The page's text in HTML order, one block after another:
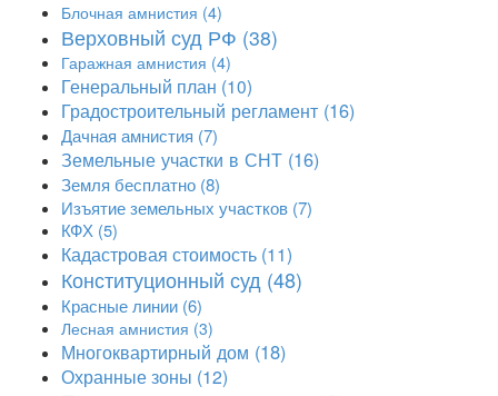
Блочная амнистия (4)
Верховный суд РФ (38)
Гаражная амнистия (4)
Генеральный план (10)
Градостроительный регламент (16)
Дачная амнистия (7)
Земельные участки в СНТ (16)
Земля бесплатно (8)
Изъятие земельных участков (7)
КФХ (5)
Кадастровая стоимость (11)
Конституционный суд (48)
Красные линии (6)
Лесная амнистия (3)
Многоквартирный дом (18)
Охранные зоны (12)